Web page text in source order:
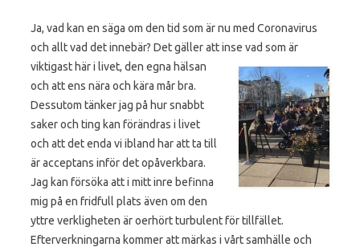
Ja, vad kan en säga om den tid som är nu med Coronavirus
och allt vad det innebär? Det gäller att inse vad som är
viktigast här i livet, den egna hälsan
och att ens nära och kära mår bra.
Dessutom tänker jag på hur snabbt
saker och ting kan förändras i livet
och att det enda vi ibland har att ta till
är acceptans inför det opåverkbara.
Jag kan försöka att i mitt inre befinna
mig på en fridfull plats även om den
yttre verkligheten är oerhört turbulent för tillfället.
Efterverkningarna kommer att märkas i vårt samhälle och